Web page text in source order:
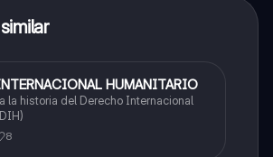
HUMANITARIO
la historia del Derecho Internacional
8